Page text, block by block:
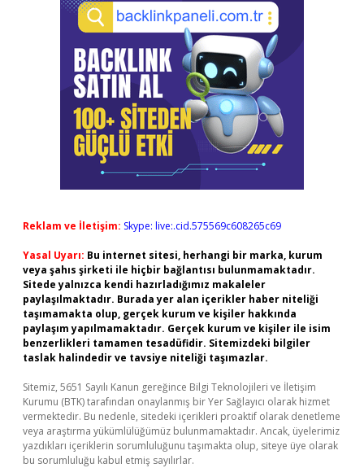
Reklam ve İletişim: Skype: live:.cid.575569c608265c69
Yasal Uyarı: Bu internet sitesi, herhangi bir marka, kurum
veya şahıs şirketi ile hiçbir bağlantısı bulunmamaktadır.
Sitede yalnızca kendi hazırladığımız makaleler
paylaşılmaktadır. Burada yer alan içerikler haber niteliği
taşımamakta olup, gerçek kurum ve kişiler hakkında
paylaşım yapılmamaktadır. Gerçek kurum ve kişiler ile isim
benzerlikleri tamamen tesadüfidir. Sitemizdeki bilgiler
taslak halindedir ve tavsiye niteliği taşımazlar.
Sitemiz, 5651 Sayılı Kanun gereğince Bilgi Teknolojileri ve İletişim
Kurumu (BTK) tarafından onaylanmış bir Yer Sağlayıcı olarak hizmet
vermektedir. Bu nedenle, sitedeki içerikleri proaktif olarak denetleme
veya araştırma yükümlülüğümüz bulunmamaktadır. Ancak, üyelerimiz
yazdıkları içeriklerin sorumluluğunu taşımakta olup, siteye üye olarak
bu sorumluluğu kabul etmiş sayılırlar.